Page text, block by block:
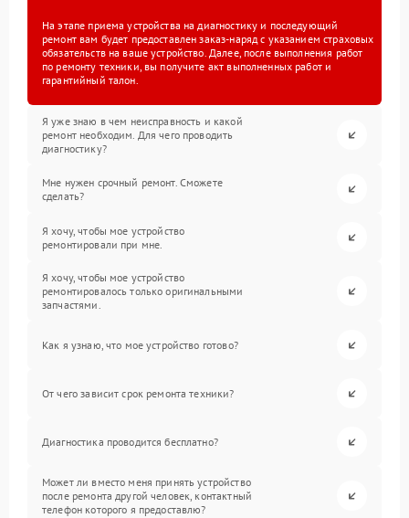
На этапе приема устройства на диагностику и последующий
ремонт вам будет предоставлен заказ-наряд с указанием страховых
обязательств на ваше устройство. Далее, после выполнения работ
по ремонту техники, вы получите акт выполненных работ и
гарантийный талон.
Я уже знаю в чем неисправность и какой
ремонт необходим. Для чего проводить
диагностику?
Мне нужен срочный ремонт. Сможете
сделать?
Я хочу, чтобы мое устройство
ремонтировали при мне.
Я хочу, чтобы мое устройство
ремонтировалось только оригинальными
запчастями.
Как я узнаю, что мое устройство готово?
От чего зависит срок ремонта техники?
Диагностика проводится бесплатно?
Может ли вместо меня принять устройство
после ремонта другой человек, контактный
телефон которого я предоставлю?